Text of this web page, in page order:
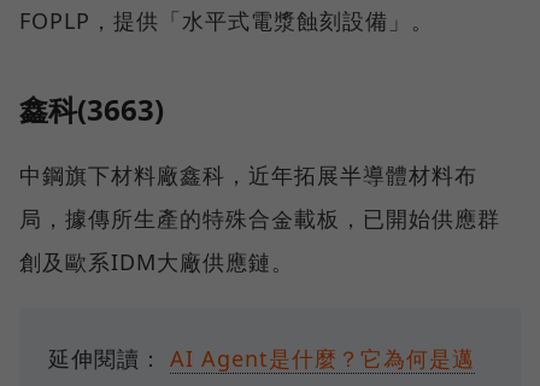
FOPLP，提供「水平式電漿蝕刻設備」。
鑫科(3663)
中鋼旗下材料廠鑫科，近年拓展半導體材料布
局，據傳所生產的特殊合金載板，已開始供應群
創及歐系IDM大廠供應鏈。
延伸閱讀： AI Agent是什麼？它為何是邁